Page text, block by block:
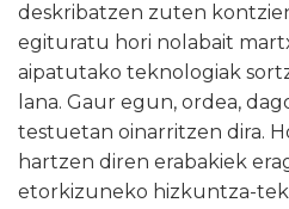
deskribatzen zuten
egituratu hori nolabait
aipatutako teknologiak
lana. Gaur egun, ordea,
testuetan oinarritzen dira.
hartzen diren erabakiek
etorkizuneko hizkuntza-